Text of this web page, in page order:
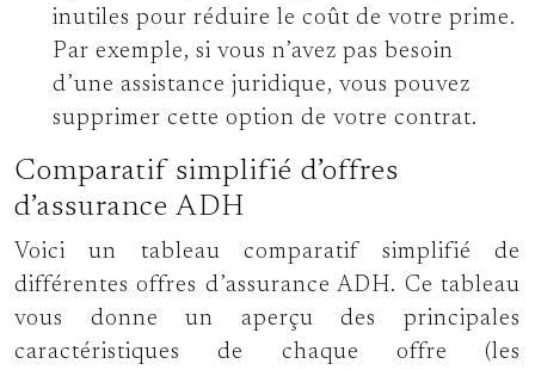
inutiles pour réduire le coût de votre prime.
Par exemple, si vous n’avez pas besoin
d’une assistance juridique, vous pouvez
supprimer cette option de votre contrat.
Comparatif simplifié d’offres
d’assurance ADH
Voici un tableau comparatif simplifié de
différentes offres d’assurance ADH. Ce tableau
vous donne un aperçu des principales
caractéristiques de chaque offre (les